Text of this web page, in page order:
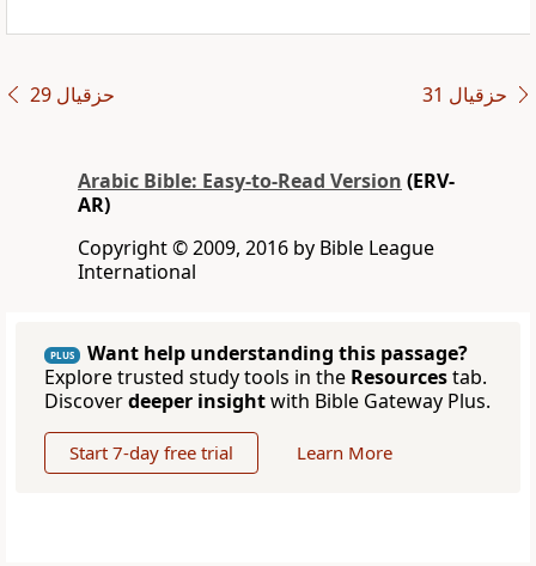
ﺣﺰﻗﻴﺎﻝ 29 ﺣﺰﻗﻴﺎﻝ 31
Arabic Bible: Easy-to-Read Version (ERV-
AR)
Copyright © 2009, 2016 by Bible League
International
PLUS
Want help understanding this passage?
Explore trusted study tools in the Resourcestab.
Discoverdeeper insightwith Bible Gateway Plus.
Start 7-day free trial Learn More